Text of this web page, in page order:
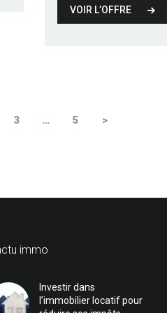
VOIR L’OFFRE
PAGE
3 … PAGE
5 >
immo
Investir dans
l’immobilier locatif pour